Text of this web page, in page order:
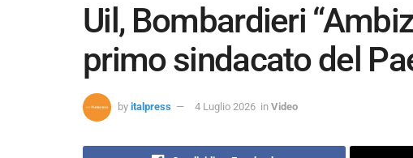
Uil, Bombardieri
primo sindacato del
by italpress 4 Luglio 2026 in Video